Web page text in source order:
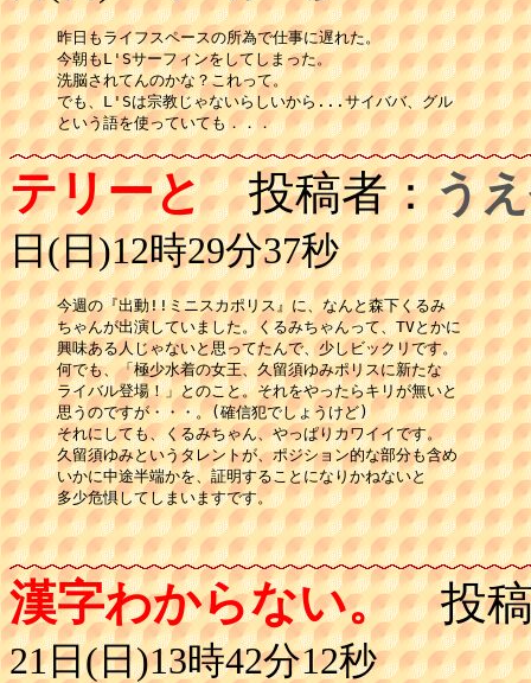
昨日もライフスペースの所為で仕事に遅れた。
今朝もL'Sサーフィンをしてしまった。
洗脳されてんのかな？これって。
でも、L'Sは宗教じゃないらしいから...サイババ、グル
という語を使っていても．．．
テリーと投稿者：う
日(日)12時29分37秒
今週の『出動!!ミニスカポリス』に、なんと森下くるみ
ちゃんが出演していました。くるみちゃんって、TVとかに
興味ある人じゃないと思ってたんで、少しビックリです。
何でも、「極少水着の女王、久留須ゆみポリスに新たな
ライバル登場！」とのこと。それをやったらキリが無いと
思うのですが・・・。(確信犯でしょうけど)
それにしても、くるみちゃん、やっぱりカワイイです。
久留須ゆみというタレントが、ポジション的な部分も含め
いかに中途半端かを、証明することになりかねないと
多少危惧してしまいますです。
漢字わからない。投稿
21日(日)13時42分12秒